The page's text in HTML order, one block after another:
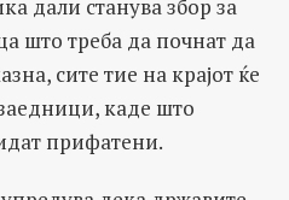
дали станува збор за
што треба да почнат да
сите тие на крајот ќе
каде што
прифатени.